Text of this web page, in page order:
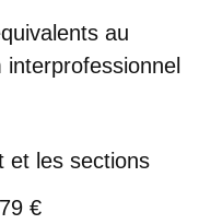
au
interprofessionnel
et les sections
€